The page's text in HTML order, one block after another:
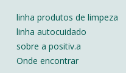
linha produtos de limpeza
linha autocuidado
sobre a positiv.a
Onde encontrar